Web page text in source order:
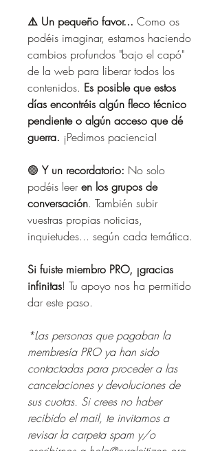
⚠️ Un pequeño favor... Como os
podéis imaginar, estamos haciendo
cambios profundos "bajo el capó"
de la web para liberar todos los
contenidos. Es posible que estos
días encontréis algún fleco técnico
pendiente o algún acceso que dé
guerra. ¡Pedimos paciencia!
🟢 Y un recordatorio: No solo
podéis leer en los grupos de
conversación. También subir
vuestras propias noticias,
inquietudes... según cada temática.
Si fuiste miembro PRO, ¡gracias
infinitas! Tu apoyo nos ha permitido
dar este paso.
*Las personas que pagaban la
membresía PRO ya han sido
contactadas para proceder a las
cancelaciones y devoluciones de
sus cuotas. Si crees no haber
recibido el mail, te invitamos a
revisar la carpeta spam y/o